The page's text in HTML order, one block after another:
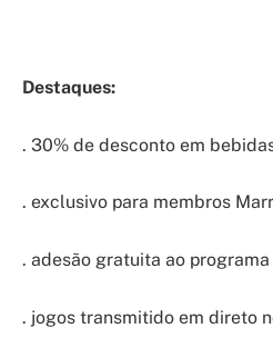
Destaques:
. 30% de desconto em
. exclusivo para membros
. adesão gratuita ao
. jogos transmitido em direto